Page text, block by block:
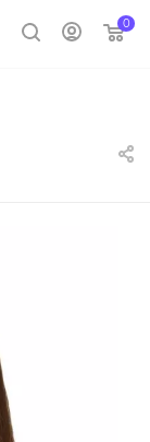
0